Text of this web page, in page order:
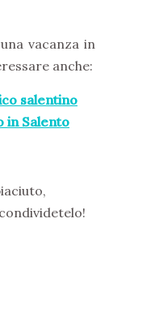
vacanza in
anche:
salentino
in Salento